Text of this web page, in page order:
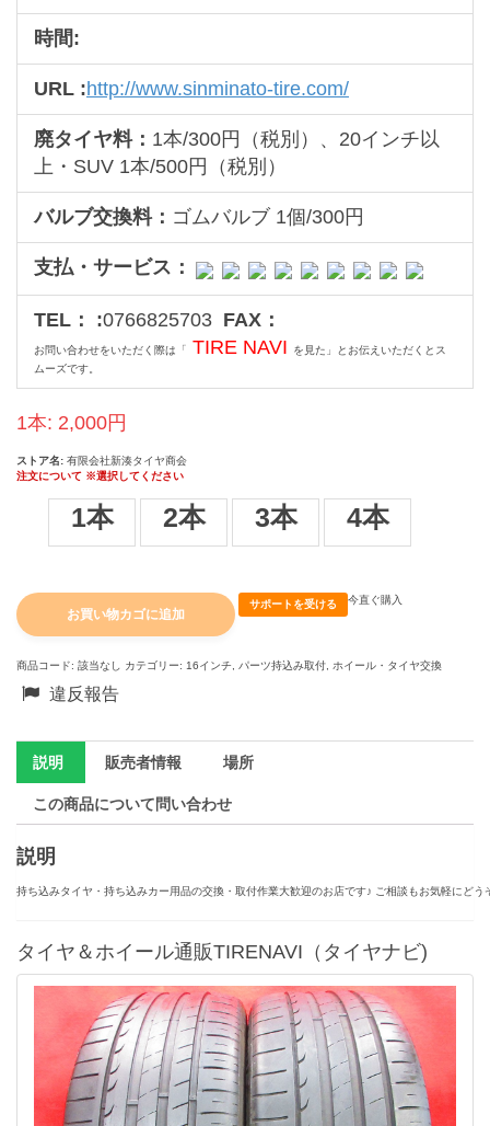
時間:
URL :http://www.sinminato-tire.com/
廃タイヤ料： 1本/300円（税別）、20インチ以
上・SUV 1本/500円（税別）
バルブ交換料： ゴムバルブ 1個/300円
支払・サービス：
TEL： :0766825703 FAX：
お問い合わせをいただく際は「 TIRE NAVI
を見た」とお伝えいただくとス
ムーズです。
1本: 2,000円
ストア名: 有限会社新湊タイヤ商会
注文について ※選択してください
1本 2本 3本 4本
お買い物カゴに追加
サポートを受ける 今直ぐ購入
商品コード: 該当なし カテゴリー: 16インチ パーツ持込み取付 ホイール・タイヤ交換
違反報告
説明 販売者情報 場所
この商品について問い合わせ
説明
持ち込みタイヤ・持ち込みカー用品の交換・取付作業大歓迎のお店です♪ ご相談もお気軽にどう
タイヤ＆ホイール通販TIRENAVI（タイヤナビ)